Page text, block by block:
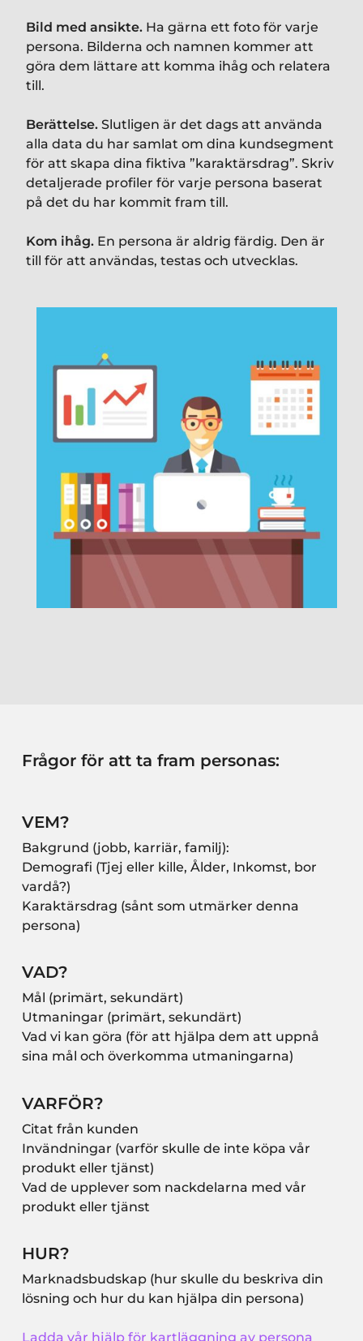
Bild med ansikte.Ha gärna ett foto för varje
persona. Bilderna och namnen kommer att
göra dem lättare att komma ihåg och relatera
till.
Berättelse.Slutligen är det dags att använda
alla data du har samlat om dina kundsegment
för att skapa dina fiktiva ”karaktärsdrag”. Skriv
detaljerade profiler för varje persona baserat
på det du har kommit fram till.
Kom ihåg.En persona är aldrig färdig. Den är
till för att användas, testas och utvecklas.
Frågor för att ta fram personas:
VEM?
Bakgrund (jobb, karriär, familj):
Demografi (Tjej eller kille, Ålder, Inkomst, bor
vardå?)
Karaktärsdrag (sånt som utmärker denna
persona)
VAD?
Mål (primärt, sekundärt)
Utmaningar (primärt, sekundärt)
Vad vi kan göra (för att hjälpa dem att uppnå
sina mål och överkomma utmaningarna)
VARFÖR?
Citat från kunden
Invändningar (varför skulle de inte köpa vår
produkt eller tjänst)
Vad de upplever som nackdelarna med vår
produkt eller tjänst
HUR?
Marknadsbudskap (hur skulle du beskriva din
lösning och hur du kan hjälpa din persona)
Ladda vår hjälp för kartläggning av persona